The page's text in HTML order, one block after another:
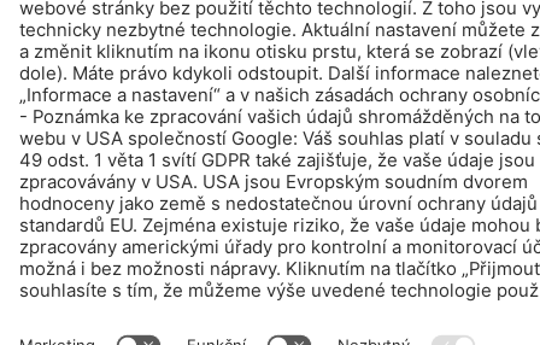
© Schomburg. Tiráž| Ochraně dat
Design & realizace +| LOUIS INTERNET